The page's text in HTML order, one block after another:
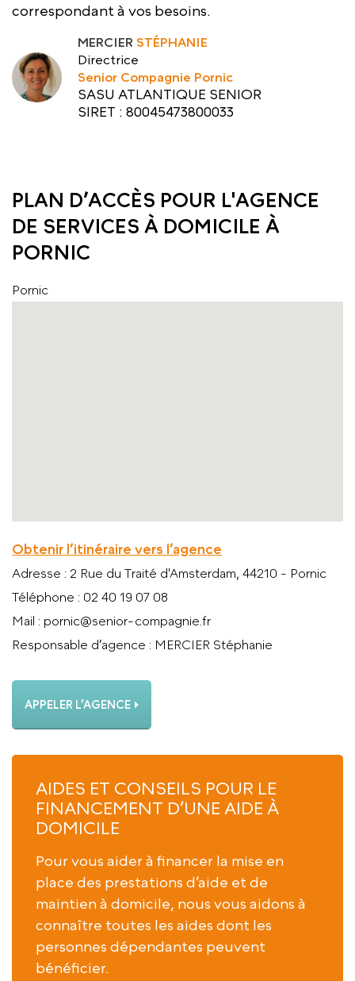
correspondant à vos besoins.
MERCIER STÉPHANIE
Directrice
Senior Compagnie Pornic
SASU ATLANTIQUE SENIOR
SIRET : 80045473800033
PLAN D’ACCÈS POUR L'AGENCE
DE SERVICES À DOMICILE À
PORNIC
Pornic
Obtenir l’itinéraire vers l’agence
Adresse : 2 Rue du Traité d'Amsterdam, 44210 - Pornic
Téléphone : 02 40 19 07 08
Mail : pornic@senior-compagnie.fr
Responsable d’agence : MERCIER Stéphanie
APPELER L’AGENCE
AIDES ET CONSEILS POUR LE
FINANCEMENT D’UNE AIDE À
DOMICILE
Pour vous aider à financer la mise en
place des prestations d’aide et de
maintien à domicile, nous vous aidons à
connaître toutes les aides dont les
personnes dépendantes peuvent
bénéficier.